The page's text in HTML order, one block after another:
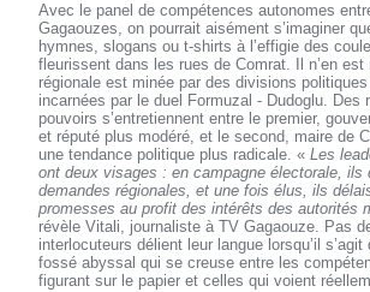
Avec le panel de compétences autonomes
Gagaouzes, on pourrait aisément s’imaginer
hymnes, slogans ou t-shirts à l’effigie des
fleurissent dans les rues de Comrat. Il n’en est
régionale est minée par des divisions
incarnées par le duel Formuzal - Dudoglu. Des
pouvoirs s’entretiennent entre le premier,
et réputé plus modéré, et le second, maire de
une tendance politique plus radicale. «Les
ont deux visages : en campagne électorale, ils
demandes régionales, et une fois élus, ils
promesses au profit des intérêts des autorités
révèle Vitali, journaliste à TV Gagaouze. Pas
interlocuteurs délient leur langue lorsqu’il
fossé abyssal qui se creuse entre les
figurant sur le papier et celles qui voient